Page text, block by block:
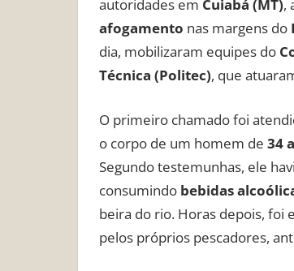
autoridades em Cuiabá (MT),
afogamento nas margens do
dia, mobilizaram equipes do
Técnica (Politec), que
O primeiro chamado foi
o corpo de um homem de 34
Segundo testemunhas, ele
consumindo bebidas
beira do rio. Horas depois, foi
pelos próprios pescadores,